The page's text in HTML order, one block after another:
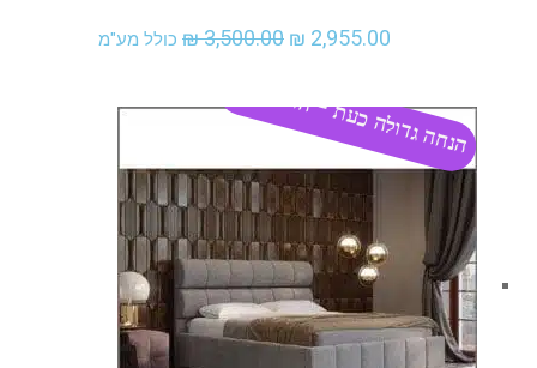
₪3,500.00
המחיר
היה:
₪ 2,955.00
המחיר
כולל מע"מ
הנחה גדולה כעת - התקשר